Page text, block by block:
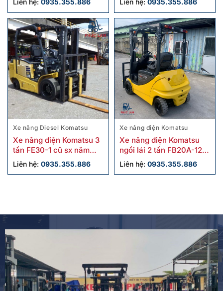
Liên hệ: 0935.355.886 Liên hệ: 0935.355.886
Xe nâng Diesel Komatsu
Xe nâng điện Komatsu 3
tấn FE30-1 cũ sx năm
2018
Liên hệ: 0935.355.886
Xe nâng điện Komatsu
Xe nâng điện Komatsu
ngồi lái 2 tấn FB20A-12
cũ
Liên hệ: 0935.355.886